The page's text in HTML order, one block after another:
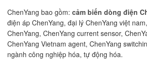
ChenYang bao gồm: cảm biến dòng điện
điện áp ChenYang, đại lý ChenYang việt
ChenYang, ChenYang current sensor,
ChenYang Vietnam agent, ChenYang
ngành công nghiệp hóa, tự động hóa.